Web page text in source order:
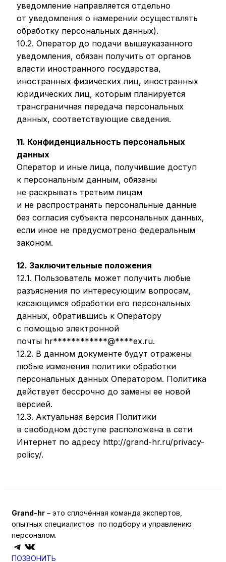
уведомление направляется отдельно
от уведомления о намерении осуществлять
обработку персональных данных).
10.2. Оператор до подачи вышеуказанного
уведомления, обязан получить от органов
власти иностранного государства,
иностранных физических лиц, иностранных
юридических лиц, которым планируется
трансграничная передача персональных
данных, соответствующие сведения.
11. Конфиденциальность персональных
данных
Оператор и иные лица, получившие доступ
к персональным данным, обязаны
не раскрывать третьим лицам
и не распространять персональные данные
без согласия субъекта персональных данных,
если иное не предусмотрено федеральным
законом.
12. Заключительные положения
12.1. Пользователь может получить любые
разъяснения по интересующим вопросам,
касающимся обработки его персональных
данных, обратившись к Оператору
с помощью электронной
почты hr************@****ex.ru.
12.2. В данном документе будут отражены
любые изменения политики обработки
персональных данных Оператором. Политика
действует бессрочно до замены ее новой
версией.
12.3. Актуальная версия Политики
в свободном доступе расположена в сети
Интернет по адресу http://grand-hr.ru/privacy-
policy/.
Grand-hr – это сплочённая команда экспертов,
опытных специалистов по подбору и управлению
персоналом.
Telegram ВКонтакте
ПОЗВОНИТЬ